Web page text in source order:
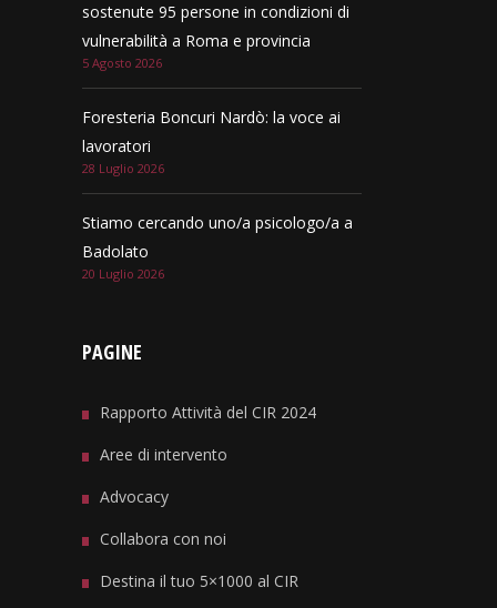
sostenute 95 persone in condizioni di
vulnerabilità a Roma e provincia
5 Agosto 2026
Foresteria Boncuri Nardò: la voce ai
lavoratori
28 Luglio 2026
Stiamo cercando uno/a psicologo/a a
Badolato
20 Luglio 2026
PAGINE
Rapporto Attività del CIR 2024
Aree di intervento
Advocacy
Collabora con noi
Destina il tuo 5×1000 al CIR